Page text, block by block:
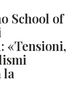
School of
«Tensioni,
la